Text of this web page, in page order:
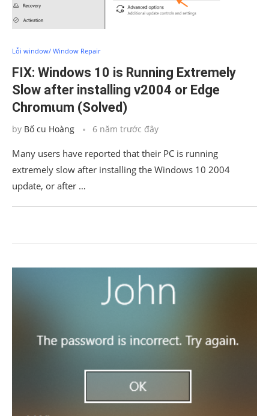
Lỗi window/ Window Repair
FIX: Windows 10 is Running Extremely
Slow after installing v2004 or Edge
Chromιum (Solved)
by Bố cu Hoàng 6 năm trước đây
Many users have reported that their PC is running
extremely slow after installing the Windows 10 2004
update, or after …